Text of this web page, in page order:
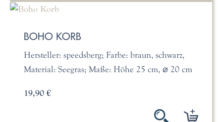
BOHO KORB
Hersteller: speedsberg; Farbe: braun, schwarz,
Material: Seegras; Maße: Höhe 25 cm, ⌀ 20 cm
19,90 €